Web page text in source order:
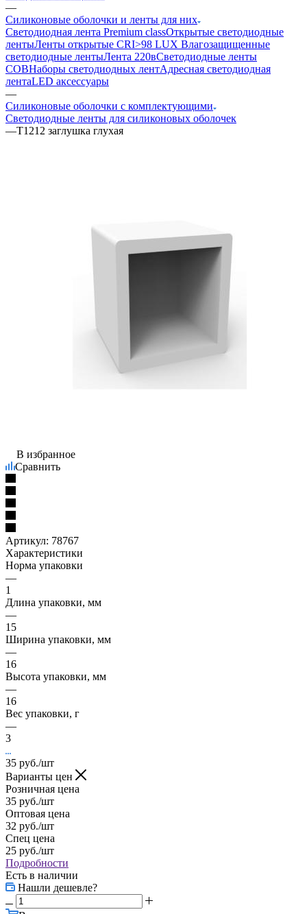
—
Силиконовые оболочки и ленты для них
Светодиодная лента Premium classОткрытые светодиодные
лентыЛенты открытые CRI>98 LUX Влагозащищенные
светодиодные лентыЛента 220вСветодиодные ленты
COBНаборы светодиодных лентАдресная светодиодная
лентаLED аксессуары
—
Силиконовые оболочки с комплектующими
Светодиодные ленты для силиконовых оболочек
—T1212 заглушка глухая
В избранное
Сравнить
Артикул: 78767
Характеристики
Норма упаковки
—
1
Длина упаковки, мм
—
15
Ширина упаковки, мм
—
16
Высота упаковки, мм
—
16
Вес упаковки, г
—
3
35 руб./шт
Варианты цен
Розничная цена
35 руб./шт
Оптовая цена
32 руб./шт
Спец цена
25 руб./шт
Подробности
Есть в наличии
Нашли дешевле?